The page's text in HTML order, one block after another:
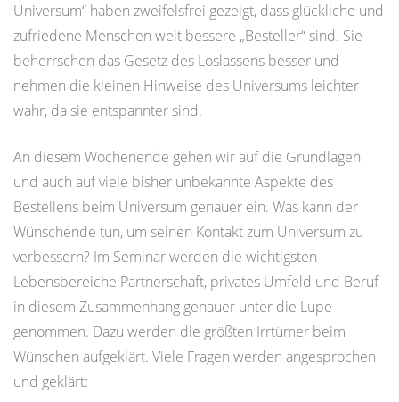
Universum“ haben zweifelsfrei gezeigt, dass glückliche und
zufriedene Menschen weit bessere „Besteller“ sind. Sie
beherrschen das Gesetz des Loslassens besser und
nehmen die kleinen Hinweise des Universums leichter
wahr, da sie entspannter sind.
An diesem Wochenende gehen wir auf die Grundlagen
und auch auf viele bisher unbekannte Aspekte des
Bestellens beim Universum genauer ein. Was kann der
Wünschende tun, um seinen Kontakt zum Universum zu
verbessern? Im Seminar werden die wichtigsten
Lebensbereiche Partnerschaft, privates Umfeld und Beruf
in diesem Zusammenhang genauer unter die Lupe
genommen. Dazu werden die größten Irrtümer beim
Wünschen aufgeklärt. Viele Fragen werden angesprochen
und geklärt: